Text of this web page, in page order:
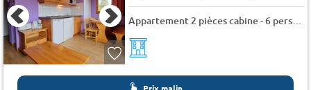
Appartement 2 pièces cabine - 6 personnes - SuperDevoluy - Chalets superd ancolie
Prix malin